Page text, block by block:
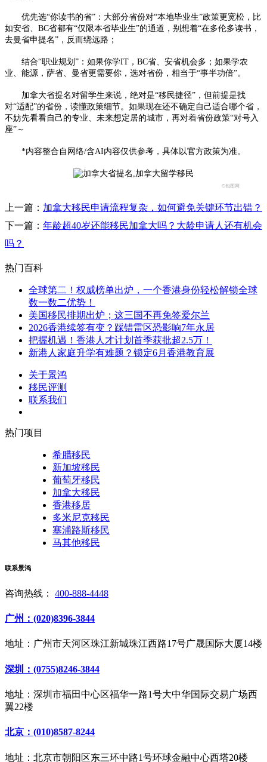
优先选“你读书的省”：大部分省份对“本地毕业生”政策更宽松，比
如安省、BC省都有“仅限本省毕业生”的通道，别想着“在多伦多读书，
去曼省申提名”，反而绕远路；​
结合“职业规划”：如果你学IT，BC省、安省机会多；如果学农
业、能源，萨省、曼省更需要你，选对省份，相当于“事半功倍”。​
加拿大省提名对留学生来说，绝对是“移民捷径”，但前提是找
对“适配”的省份，读懂政策细节。如果现在还不确定自己适合哪个省，
不妨先看看自己的专业、未来想定居的城市，再对着省份政策“对号入
座”～
*内容整合自网络/含AI内容仅供参考，具体以官方政策为准。
©包图网
上一篇： 加拿大移民申请流程复杂，如何避免关键环节出错？
下一篇： 年龄超40岁还能移民加拿大吗？大龄申请人还有机会
吗？
热门百科
全球第二！权威榜单出炉，一个香港身份轻松解锁全球
数一数二优势！
美国移民排期出炉；这三国不再免签爱尔兰
2026香港续签有变？踩错雷区恐影响7年永居
把握机遇！香港人才计划首季获批超2.5万！
新港人家庭升学有难题？锁定6月香港教育展
关于景鸿
移民评测
联系我们
热门项目
希腊移民
新加坡移民
葡萄牙移民
加拿大移民
香港移居
多米尼克移民
塞浦路斯移民
马其他移民
联系景鸿
咨询热线： 400-888-4448
广州：(020)8396-3844
地址：广州市天河区珠江新城珠江西路17号广晟国际大厦14楼
深圳：(0755)8246-3844
地址：深圳市福田中心区福华一路1号大中华国际交易广场西
翼22楼
北京：(010)8587-8244
地址：北京市朝阳区东三环中路1号环球金融中心西塔20楼